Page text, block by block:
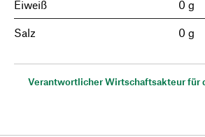
Eiweiß 0 g
Salz 0 g
Verantwortlicher Wirtschaftsakteur für